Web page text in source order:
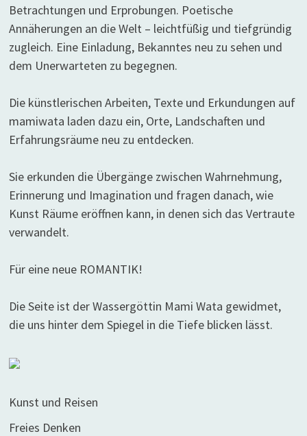
Betrachtungen und Erprobungen. Poetische
Annäherungen an die Welt – leichtfüßig und tiefgründig
zugleich. Eine Einladung, Bekanntes neu zu sehen und
dem Unerwarteten zu begegnen.
Die künstlerischen Arbeiten, Texte und Erkundungen auf
mamiwata laden dazu ein, Orte, Landschaften und
Erfahrungsräume neu zu entdecken.
Sie erkunden die Übergänge zwischen Wahrnehmung,
Erinnerung und Imagination und fragen danach, wie
Kunst Räume eröffnen kann, in denen sich das Vertraute
verwandelt.
Für eine neue ROMANTIK!
Die Seite ist der Wassergöttin Mami Wata gewidmet,
die uns hinter dem Spiegel in die Tiefe blicken lässt.
Kunst und Reisen
Freies Denken